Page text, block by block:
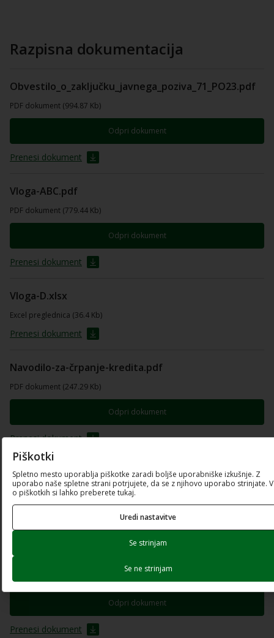
Razpisna dokumentacija
Obvestilo_o_zaključku_javnega_poziva_71_PO23.pdf
PDF dokument (994.87 Kb)
Odpri dokument
Prenesi dokument
Vloga-ABC.pdf
PDF dokument (779.44 Kb)
Odpri dokument
Prenesi dokument
Vloga-D.xlsx
Excel preglednica (36.4 Kb)
Prenesi dokument
Navodilo-za-črpanje-kredita.pdf
PDF dokument (247.29 Kb)
Odpri dokument
Prenesi dokument
Vloga-E.xlsx
Excel preglednica (196.4 Kb)
Prenesi dokument
Elementi-presoje-kreditne-sposobnosti-in-
ustreznosti-zavarovanja.pdf
PDF dokument (211.2 Kb)
Odpri dokument
Prenesi dokument
Piškotki
Spletno mesto uporablja piškotke zaradi boljše uporabniške izkušnje. Z
uporabo naše spletne strani potrjujete, da se z njihovo uporabo strinjate.
o piškotkih si lahko preberete tukaj.
Uredi nastavitve
Se strinjam
Se ne strinjam